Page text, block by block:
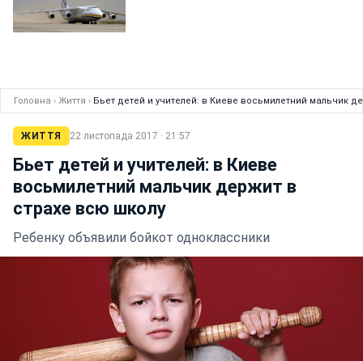
Головна › Життя › Бьет детей и учителей: в Киеве восьмилетний мальчик
ЖИТТЯ 22 листопада 2017 · 21:57
Бьет детей и учителей: в Киеве
восьмилетний мальчик держит в
страхе всю школу
Ребенку объявили бойкот одноклассники